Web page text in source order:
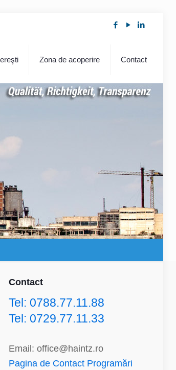
Zona de acoperire Contact
Contact
Tel: 0788.77.11.88
Tel: 0729.77.11.33
Email: office@haintz.ro
Pagina de Contact Programări